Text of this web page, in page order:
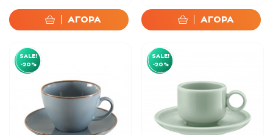
ΑΓΟΡΑ ΑΓΟΡΑ
SALE!
-20%
SALE!
-20%